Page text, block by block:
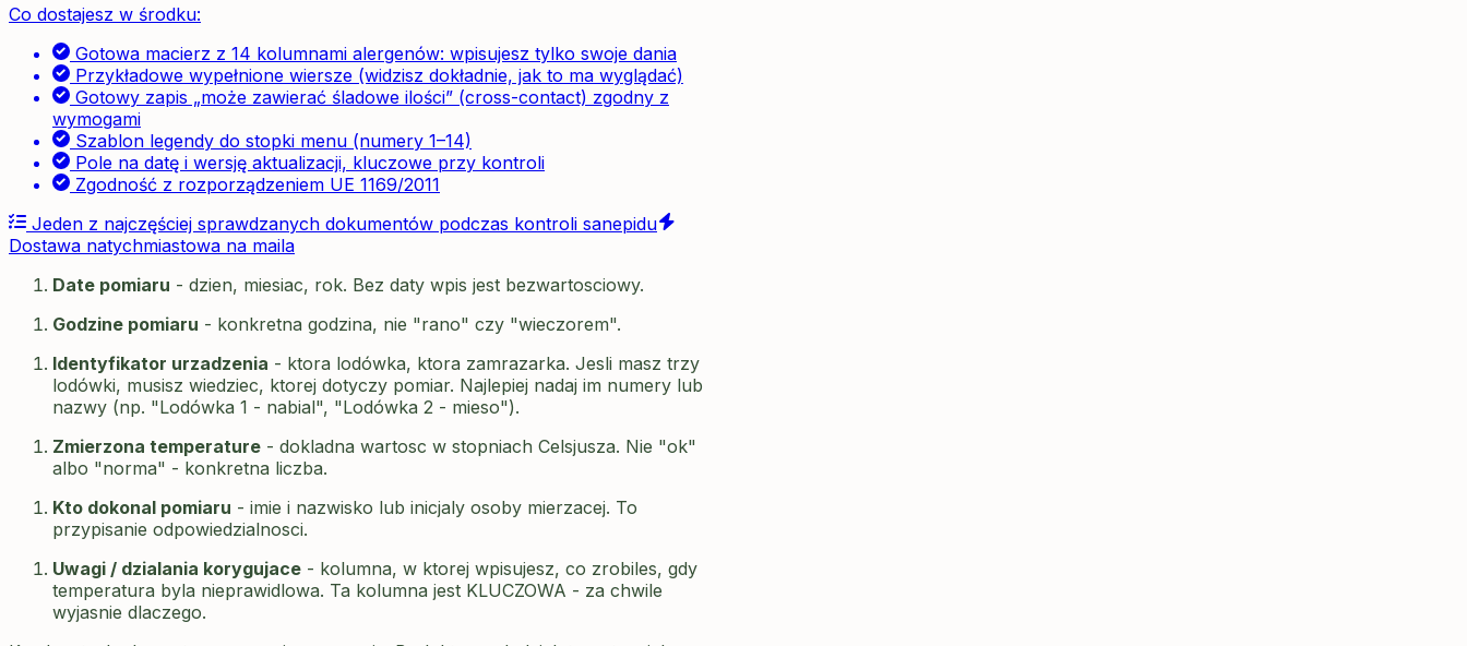
Co dostajesz w środku:
Gotowa macierz z 14 kolumnami alergenów: wpisujesz tylko swoje dania
Przykładowe wypełnione wiersze (widzisz dokładnie, jak to ma wyglądać)
Gotowy zapis „może zawierać śladowe ilości” (cross-contact) zgodny z
wymogami
Szablon legendy do stopki menu (numery 1–14)
Pole na datę i wersję aktualizacji, kluczowe przy kontroli
Zgodność z rozporządzeniem UE 1169/2011
Jeden z najczęściej sprawdzanych dokumentów podczas kontroli sanepidu
Dostawa natychmiastowa na maila
Date pomiaru - dzien, miesiac, rok. Bez daty wpis jest bezwartosciowy.
Godzine pomiaru - konkretna godzina, nie "rano" czy "wieczorem".
Identyfikator urzadzenia - ktora lodówka, ktora zamrazarka. Jesli masz trzy
lodówki, musisz wiedziec, ktorej dotyczy pomiar. Najlepiej nadaj im numery lub
nazwy (np. "Lodówka 1 - nabial", "Lodówka 2 - mieso").
Zmierzona temperature - dokladna wartosc w stopniach Celsjusza. Nie "ok"
albo "norma" - konkretna liczba.
Kto dokonal pomiaru - imie i nazwisko lub inicjaly osoby mierzacej. To
przypisanie odpowiedzialnosci.
Uwagi / dzialania korygujace - kolumna, w ktorej wpisujesz, co zrobiles, gdy
temperatura byla nieprawidlowa. Ta kolumna jest KLUCZOWA - za chwile
wyjasnie dlaczego.